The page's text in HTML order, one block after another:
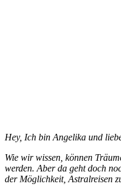
Hey, Ich bin Angelika und
Wie wir wissen, können
werden. Aber da geht doch
der Möglichkeit, Astralreisen